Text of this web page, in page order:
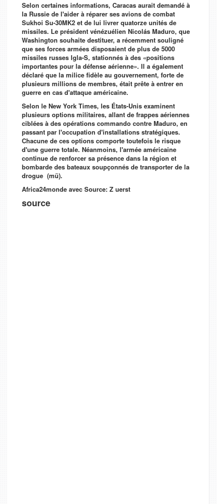
Selon certaines informations, Caracas aurait demandé à
la Russie de l'aider à réparer ses avions de combat
Sukhoi Su-30MK2 et de lui livrer quatorze unités de
missiles. Le président vénézuélien Nicolás Maduro, que
Washington souhaite destituer, a récemment souligné
que ses forces armées disposaient de plus de 5000
missiles russes Igla-S, stationnés à des «positions
importantes pour la défense aérienne». Il a également
déclaré que la milice fidèle au gouvernement, forte de
plusieurs millions de membres, était prête à entrer en
guerre en cas d'attaque américaine.
Selon le New York Times, les États-Unis examinent
plusieurs options militaires, allant de frappes aériennes
ciblées à des opérations commando contre Maduro, en
passant par l'occupation d'installations stratégiques.
Chacune de ces options comporte toutefois le risque
d'une guerre totale. Néanmoins, l'armée américaine
continue de renforcer sa présence dans la région et
bombarde des bateaux soupçonnés de transporter de la
drogue (mü).
Africa24monde avec Source: Z uerst
source